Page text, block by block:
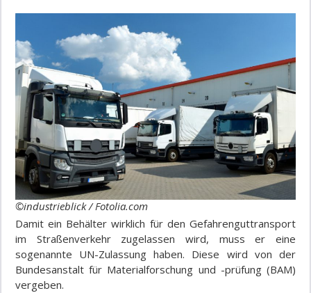
©industrieblick / Fotolia.com
Damit ein Behälter wirklich für den Gefahrenguttransport
im Straßenverkehr zugelassen wird, muss er eine
sogenannte UN-Zulassung haben. Diese wird von der
Bundesanstalt für Materialforschung und -prüfung (BAM)
vergeben.